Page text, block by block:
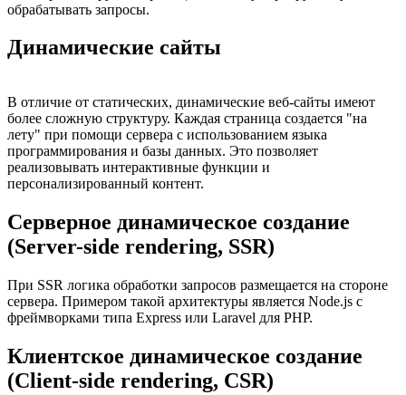
обрабатывать запросы.
Динамические сайты
В отличие от статических, динамические веб-сайты имеют
более сложную структуру. Каждая страница создается "на
лету" при помощи сервера с использованием языка
программирования и базы данных. Это позволяет
реализовывать интерактивные функции и
персонализированный контент.
Серверное динамическое создание
(Server-side rendering, SSR)
При SSR логика обработки запросов размещается на стороне
сервера. Примером такой архитектуры является Node.js с
фреймворками типа Express или Laravel для PHP.
Клиентское динамическое создание
(Client-side rendering, CSR)